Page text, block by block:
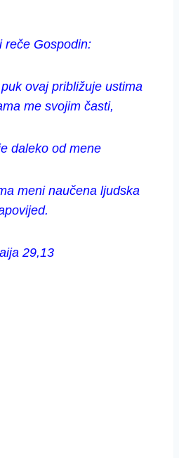
reče Gospodin:
ovaj približuje ustima
me svojim časti,
daleko od mene
meni naučena ljudska
29,13